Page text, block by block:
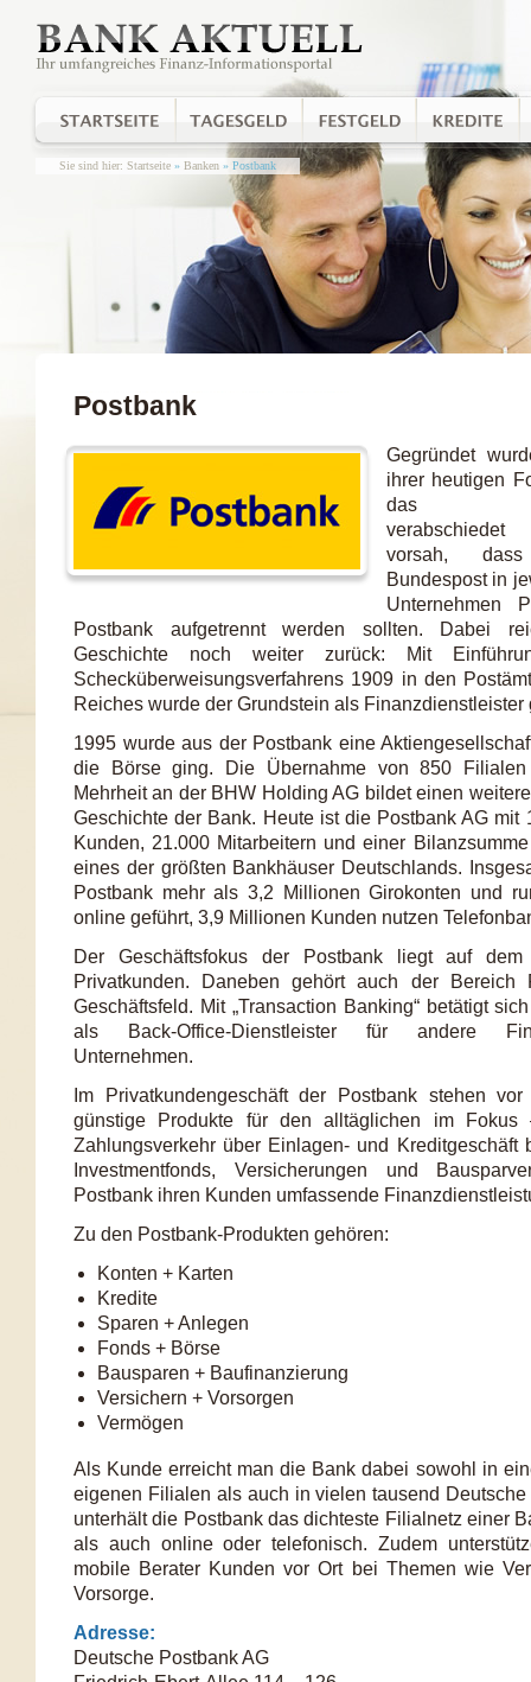
Sie sind hier: Startseite » Banken » Postbank
Postbank
Gegründet
ihrer heutigen
das
vorsah,
Bundespost in
Unternehmen
Postbank aufgetrennt werden sollten. Dabei
Geschichte noch weiter zurück: Mit
Schecküberweisungsverfahrens 1909 in den
Reiches wurde der Grundstein als Finanzdienstleister
1995 wurde aus der Postbank eine
die Börse ging. Die Übernahme von 850
Mehrheit an der BHW Holding AG bildet einen
Geschichte der Bank. Heute ist die Postbank AG mit
Kunden, 21.000 Mitarbeitern und einer
eines der größten Bankhäuser Deutschlands.
Postbank mehr als 3,2 Millionen Girokonten und
online geführt, 3,9 Millionen Kunden nutzen
Der Geschäftsfokus der Postbank liegt auf dem
Privatkunden. Daneben gehört auch der Bereich
Geschäftsfeld. Mit „Transaction Banking“ betätigt
als Back-Office-Dienstleister für andere
Unternehmen.
Im Privatkundengeschäft der Postbank stehen
günstige Produkte für den alltäglichen im Fokus
Zahlungsverkehr über Einlagen- und Kreditgeschäft
Investmentfonds, Versicherungen und
Postbank ihren Kunden umfassende
Zu den Postbank-Produkten gehören:
Konten + Karten
Kredite
Sparen + Anlegen
Fonds + Börse
Bausparen + Baufinanzierung
Versichern + Vorsorgen
Vermögen
Als Kunde erreicht man die Bank dabei sowohl in
eigenen Filialen als auch in vielen tausend
unterhält die Postbank das dichteste Filialnetz einer
als auch online oder telefonisch. Zudem
mobile Berater Kunden vor Ort bei Themen wie
Vorsorge.
Adresse:
Deutsche Postbank AG